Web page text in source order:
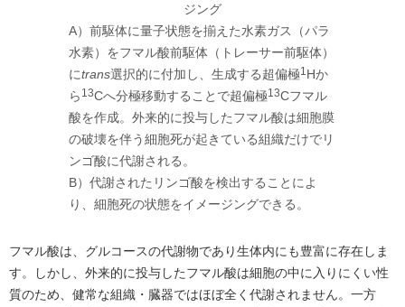
ジング
A）前駆体に量子状態を揃えた水素ガス（パラ
水素）をフマル酸前駆体（トレーサー前駆体）
にtrans選択的に付加し、生成する超偏極1Hか
ら 13Cへ分極移動することで超偏極13Cフマル
酸を作成。外来的に投与したフマル酸は細胞膜
の破壊を伴う細胞死が起きている組織だけでリ
ンゴ酸に代謝される。
B）代謝されたリンゴ酸を検出することによ
り、細胞死の状態をイメージングできる。
フマル酸は、グルコースの代謝物であり生体内にも豊富に存在しま
す。しかし、外来的に投与したフマル酸は細胞の中に入りにくい性
質のため、健常な組織・臓器ではほぼ全く代謝されません。一方